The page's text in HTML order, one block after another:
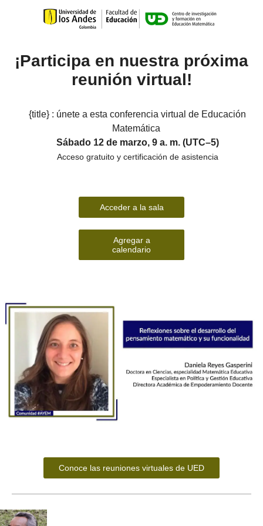
¡Participa en nuestra próxima
reunión virtual!
{title} : únete a esta conferencia virtual de Educación
Matemática
Sábado 12 de marzo, 9 a. m. (UTC–5)
Acceso gratuito y certificación de asistencia
Acceder a la sala
Agregar a
calendario
Conoce las reuniones virtuales de UED